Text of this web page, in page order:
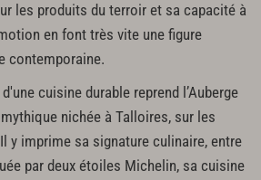
les produits du terroir et sa capacité à
en font très vite une figure
contemporaine.
cuisine durable reprend l’Auberge
nichée à Talloires, sur les
Il y imprime sa signature culinaire, entre
par deux étoiles Michelin, sa cuisine